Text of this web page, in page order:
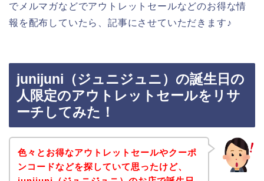
でメルマガなどでアウトレットセールなどのお得な情
報を配布していたら、記事にさせていただきます♪
junijuni（ジュニジュニ）の誕生日の
人限定のアウトレットセールをリサ
ーチしてみた！
色々とお得なアウトレットセールやクーポ
ンコードなどを探していて思ったけど、